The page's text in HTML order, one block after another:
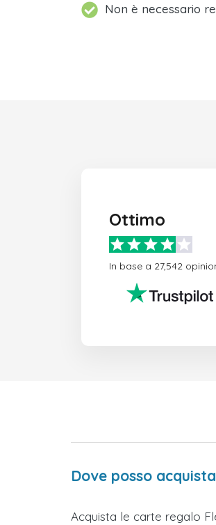
Non è necessario
Ottimo
In base a 27,542
Dove posso
Acquista le carte regalo